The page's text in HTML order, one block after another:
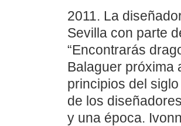
2011. La
Sevilla con parte
“Encontrarás
Balaguer próxima
principios del
de los
y una época.